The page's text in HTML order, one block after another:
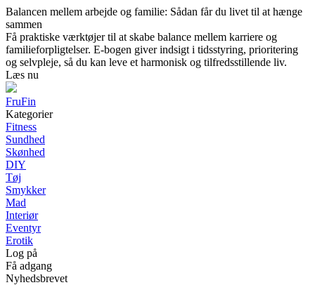
Balancen mellem arbejde og familie: Sådan får du livet til at hænge
sammen
Få praktiske værktøjer til at skabe balance mellem karriere og
familieforpligtelser. E-bogen giver indsigt i tidsstyring, prioritering
og selvpleje, så du kan leve et harmonisk og tilfredsstillende liv.
Læs nu
FruFin
Kategorier
Fitness
Sundhed
Skønhed
DIY
Tøj
Smykker
Mad
Interiør
Eventyr
Erotik
Log på
Få adgang
Nyhedsbrevet